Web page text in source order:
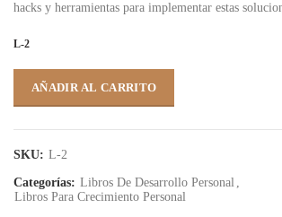
hacks y herramientas para implementar estas
L-2
AÑADIR AL CARRITO
SKU: L-2
Categorías: Libros De Desarrollo Personal ,
Libros Para Crecimiento Personal